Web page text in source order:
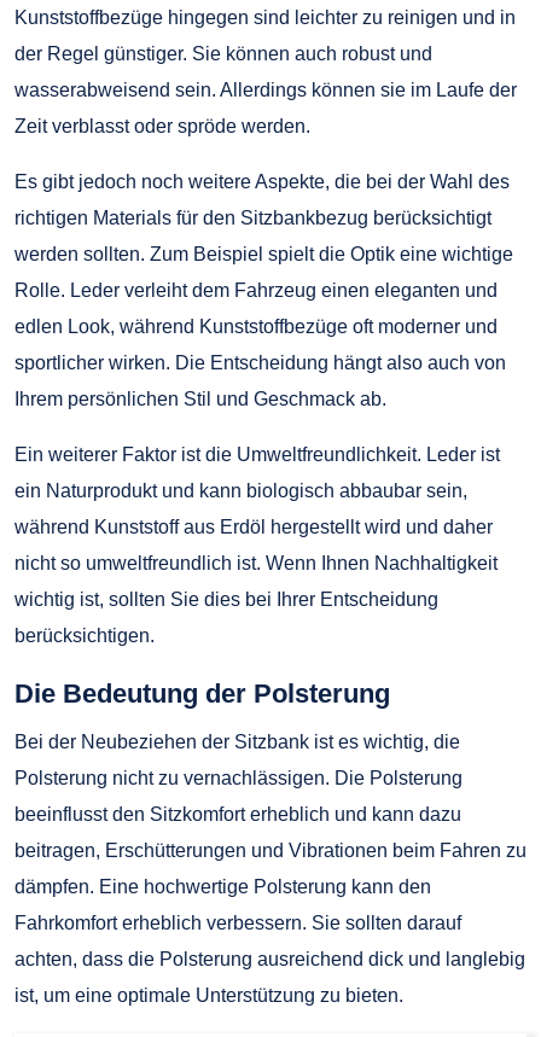
Kunststoffbezüge hingegen sind leichter zu reinigen und in
der Regel günstiger. Sie können auch robust und
wasserabweisend sein. Allerdings können sie im Laufe der
Zeit verblasst oder spröde werden.
Es gibt jedoch noch weitere Aspekte, die bei der Wahl des
richtigen Materials für den Sitzbankbezug berücksichtigt
werden sollten. Zum Beispiel spielt die Optik eine wichtige
Rolle. Leder verleiht dem Fahrzeug einen eleganten und
edlen Look, während Kunststoffbezüge oft moderner und
sportlicher wirken. Die Entscheidung hängt also auch von
Ihrem persönlichen Stil und Geschmack ab.
Ein weiterer Faktor ist die Umweltfreundlichkeit. Leder ist
ein Naturprodukt und kann biologisch abbaubar sein,
während Kunststoff aus Erdöl hergestellt wird und daher
nicht so umweltfreundlich ist. Wenn Ihnen Nachhaltigkeit
wichtig ist, sollten Sie dies bei Ihrer Entscheidung
berücksichtigen.
Die Bedeutung der Polsterung
Bei der Neubeziehen der Sitzbank ist es wichtig, die
Polsterung nicht zu vernachlässigen. Die Polsterung
beeinflusst den Sitzkomfort erheblich und kann dazu
beitragen, Erschütterungen und Vibrationen beim Fahren zu
dämpfen. Eine hochwertige Polsterung kann den
Fahrkomfort erheblich verbessern. Sie sollten darauf
achten, dass die Polsterung ausreichend dick und langlebig
ist, um eine optimale Unterstützung zu bieten.